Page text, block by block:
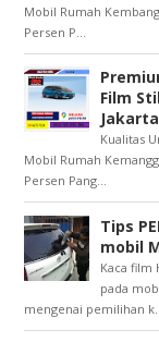
Mobil Rumah
Persen P...
Film
Kualitas
Mobil Rumah
Persen Pang...
Tips
mobil
Kaca film
pada
mengenai pemilihan k...